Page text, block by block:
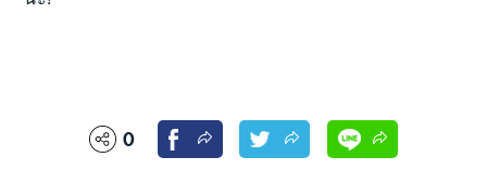
0